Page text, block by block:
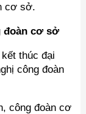
cơ sở.
đoàn cơ sở
thúc đại
công đoàn
công đoàn cơ